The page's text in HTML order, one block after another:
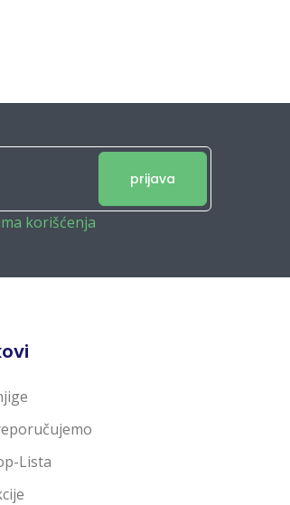
prijava
korišćenja
Lista